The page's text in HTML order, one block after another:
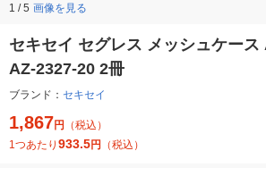
1 / 5 画像を見る
セキセイ セグレス メッシュケース
AZ-2327-20 2冊
ブランド： セキセイ
1,867円
（税込）
1つあたり 933.5円 （税込）